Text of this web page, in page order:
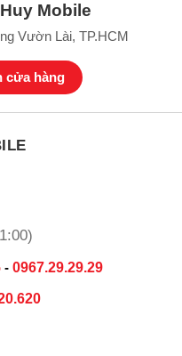
thức ra mắt vào ngày 26/7 tại
có các phiên bản màu sắc là
Classic mang đến cho người
đa dạng sở thích và phong
Fan nhà Samsung.
Mobile
Vườn Lài, TP.HCM
cửa hàng
- 0967.29.29.29